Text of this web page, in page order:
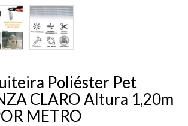
Poliéster Pet
CLARO Altura 1,20m
METRO